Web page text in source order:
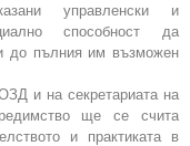
управленски и
способност да
до пълния им възможен
и на секретариата на
ще се счита
и практиката в